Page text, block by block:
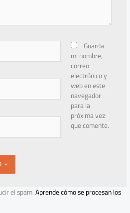
Guarda
mi nombre,
correo
electrónico y
web en este
navegador
para la
próxima vez
que comente.
el spam.Aprende cómo se procesan los